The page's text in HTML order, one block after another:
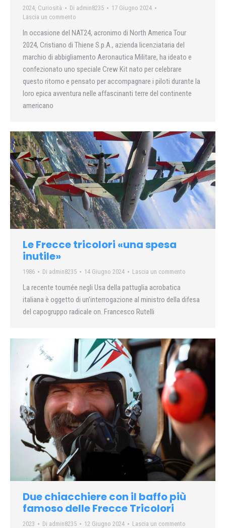
2024 Curiosità Di admin8235
17 Giugno 2024
Lascia un commento
In occasione del NAT24, acronimo di North America Tour
2024, Cristiano di Thiene S.p.A., azienda licenziataria del
marchio di abbigliamento Aeronautica Militare, ha ideato e
confezionato uno speciale Crew Kit nato per celebrare
questo ritorno e pensato per accompagnare i piloti durante la
loro epica avventura nelle affascinanti terre del continente
americano
Le Frecce tricolori «una spesa
inutile»
1986 Di admin8235 14 Giugno 2024 Lascia un commento
La recente tournée negli Usa della pattuglia acrobatica
italiana è oggetto di un’interrogazione al ministro della difesa
del capogruppo radicale on. Francesco Rutelli
Due chiacchiere con il baffo più
famoso delle Frecce Tricolori
2023 Di admin8235 12 Giugno 2024 Lascia un commento